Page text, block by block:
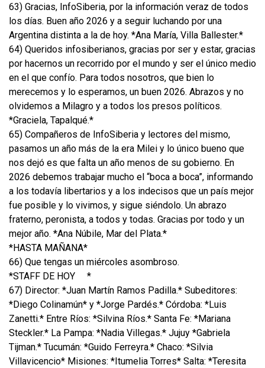
63) Gracias, InfoSiberia, por la información veraz de todos
los días. Buen año 2026 y a seguir luchando por una
Argentina distinta a la de hoy. *Ana María, Villa Ballester.*
64) Queridos infosiberianos, gracias por ser y estar, gracias
por hacernos un recorrido por el mundo y ser el único medio
en el que confío. Para todos nosotros, que bien lo
merecemos y lo esperamos, un buen 2026. Abrazos y no
olvidemos a Milagro y a todos los presos políticos.
*Graciela, Tapalqué.*
65) Compañeros de InfoSiberia y lectores del mismo,
pasamos un año más de la era Milei y lo único bueno que
nos dejó es que falta un año menos de su gobierno. En
2026 debemos trabajar mucho el “boca a boca”, informando
a los todavía libertarios y a los indecisos que un país mejor
fue posible y lo vivimos, y sigue siéndolo. Un abrazo
fraterno, peronista, a todos y todas. Gracias por todo y un
mejor año. *Ana Núbile, Mar del Plata.*
*HASTA MAÑANA*
66) Que tengas un miércoles asombroso.
*STAFF DE HOY
*
67) Director: *Juan Martín Ramos Padilla.* Subeditores:
*Diego Colinamún* y *Jorge Pardés.* Córdoba: *Luis
Zanetti.* Entre Ríos: *Silvina Ríos.* Santa Fe: *Mariana
Steckler.* La Pampa: *Nadia Villegas.* Jujuy *Gabriela
Tijman.* Tucumán: *Guido Ferreyra.* Chaco: *Silvia
Villavicencio* Misiones: *Itumelia Torres* Salta: *Teresita